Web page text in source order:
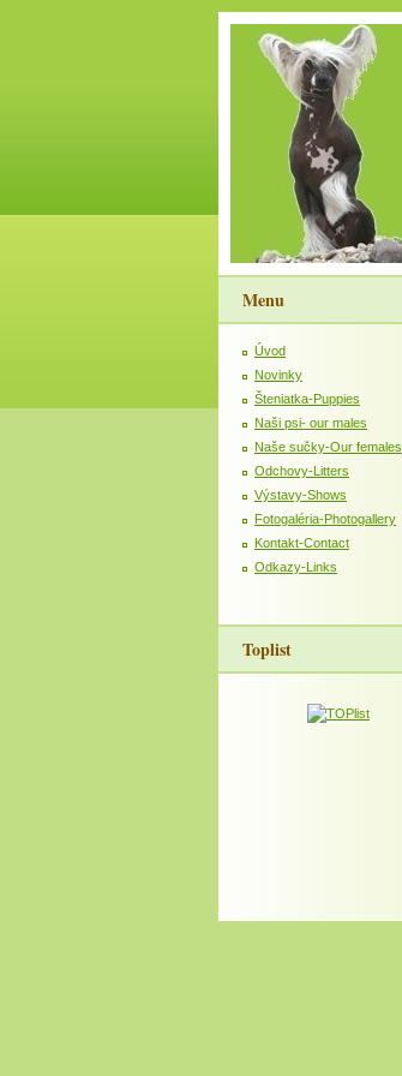
Menu
Úvod
Novinky
Šteniatka-Puppies
Naši psi- our males
Naše sučky-Our females
Odchovy-Litters
Výstavy-Shows
Fotogaléria-Photogallery
Kontakt-Contact
Odkazy-Links
Toplist